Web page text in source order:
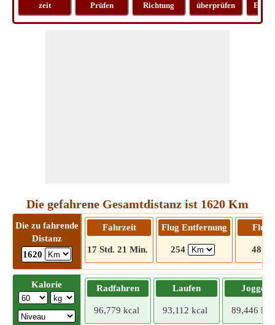
zeit
Prüfen
Richtung
überprüfen
Die gefahrene Gesamtdistanz ist 1620 Km
Die zu fahrende
Distanz
1620
Fahrzeit
17 Std. 21 Min.
Flug Entfernung
254 48
Kalorie Radfahren
96,779 kcal
Laufen
93,112 kcal
Joggen
89,446